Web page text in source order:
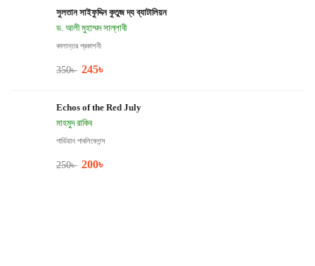
সুলতান সাইফুদ্দিন কুতুজ দ্য ব্যাটালিয়ন
ড. আলী মুহাম্মদ সাল্লাবী
কালান্তর প্রকাশনী
350৳ 245৳
Echos of the Red July
মাহমুদ রাকিব
গার্ডিয়ান পাবলিকেশন্স
250৳ 200৳